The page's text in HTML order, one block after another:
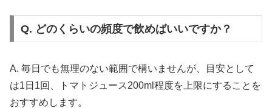
Q. どのくらいの頻度で飲めばいいですか？
A. 毎日でも無理のない範囲で構いませんが、目安として
は1日1回、トマトジュース200ml程度を上限にすることを
おすすめします。